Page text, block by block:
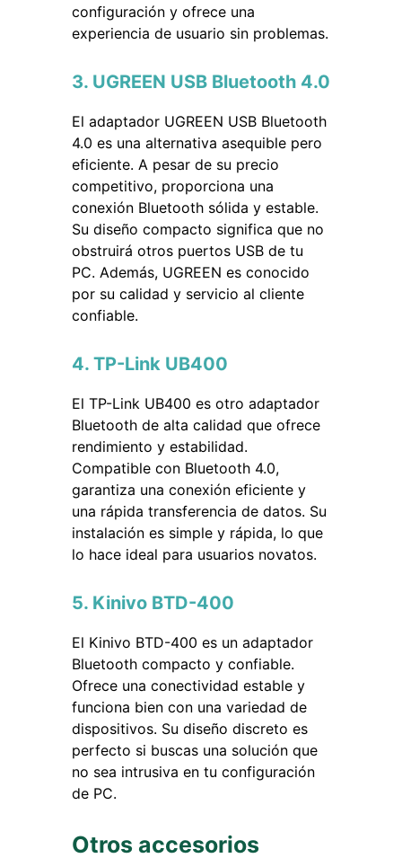
configuración y ofrece una
experiencia de usuario sin problemas.
3. UGREEN USB Bluetooth 4.0
El adaptador UGREEN USB Bluetooth
4.0 es una alternativa asequible pero
eficiente. A pesar de su precio
competitivo, proporciona una
conexión Bluetooth sólida y estable.
Su diseño compacto significa que no
obstruirá otros puertos USB de tu
PC. Además, UGREEN es conocido
por su calidad y servicio al cliente
confiable.
4. TP-Link UB400
El TP-Link UB400 es otro adaptador
Bluetooth de alta calidad que ofrece
rendimiento y estabilidad.
Compatible con Bluetooth 4.0,
garantiza una conexión eficiente y
una rápida transferencia de datos. Su
instalación es simple y rápida, lo que
lo hace ideal para usuarios novatos.
5. Kinivo BTD-400
El Kinivo BTD-400 es un adaptador
Bluetooth compacto y confiable.
Ofrece una conectividad estable y
funciona bien con una variedad de
dispositivos. Su diseño discreto es
perfecto si buscas una solución que
no sea intrusiva en tu configuración
de PC.
Otros accesorios